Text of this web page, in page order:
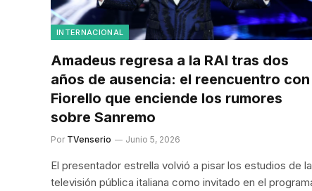
INTERNACIONAL
Amadeus regresa a la RAI tras dos
años de ausencia: el reencuentro con
Fiorello que enciende los rumores
sobre Sanremo
Por TVenserio Junio 5, 2026
El presentador estrella volvió a pisar los estudios de la
televisión pública italiana como invitado en el